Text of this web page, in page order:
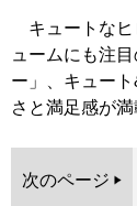
キュートなヒ
ュームにも注
ー」、キュー
さと満足感が満
次のページ